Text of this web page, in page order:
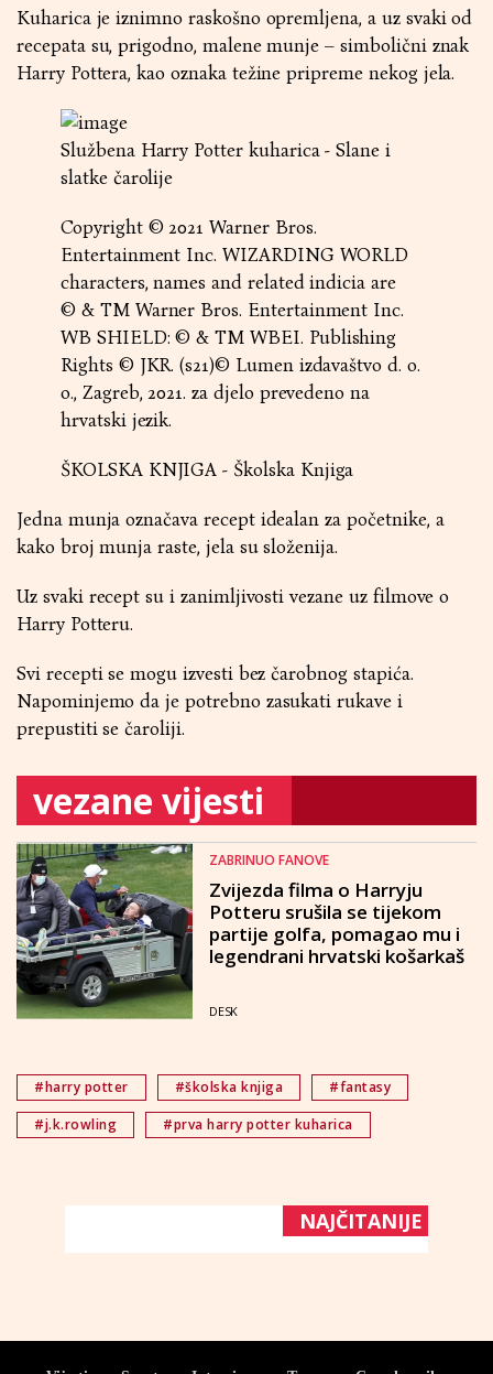
Kuharica je iznimno raskošno opremljena, a uz svaki od
recepata su, prigodno, malene munje – simbolični znak
Harry Pottera, kao oznaka težine pripreme nekog jela.
Službena Harry Potter kuharica - Slane i
slatke čarolije
Copyright © 2021 Warner Bros.
Entertainment Inc. WIZARDING WORLD
characters, names and related indicia are
© & TM Warner Bros. Entertainment Inc.
WB SHIELD: © & TM WBEI. Publishing
Rights © JKR. (s21)© Lumen izdavaštvo d. o.
o., Zagreb, 2021. za djelo prevedeno na
hrvatski jezik.
ŠKOLSKA KNJIGA - Školska Knjiga
Jedna munja označava recept idealan za početnike, a
kako broj munja raste, jela su složenija.
Uz svaki recept su i zanimljivosti vezane uz filmove o
Harry Potteru.
Svi recepti se mogu izvesti bez čarobnog stapića.
Napominjemo da je potrebno zasukati rukave i
prepustiti se čaroliji.
vezane vijesti
ZABRINUO FANOVE
Zvijezda filma o Harryju
Potteru srušila se tijekom
partije golfa, pomagao mu i
legendrani hrvatski košarkaš
DESK
#harry potter #školska knjiga
#fantasy
#j.k.rowling
#prva harry potter kuharica
NAJČITANIJE